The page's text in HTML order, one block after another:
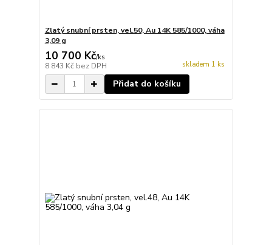
Zlatý snubní prsten, vel.50, Au 14K 585/1000, váha
3,09 g
10 700 Kč/ks
8 843 Kč bez DPH skladem 1 ks
Přidat do košíku